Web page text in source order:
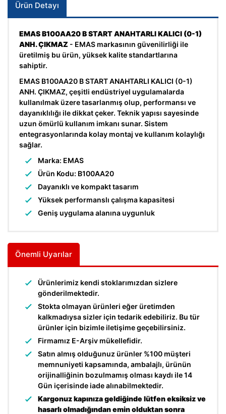
Ürün Detayı
EMAS B100AA20 B START ANAHTARLI KALICI (0-1)
ANH. ÇIKMAZ - EMAS markasının güvenilirliği ile
üretilmiş bu ürün, yüksek kalite standartlarına
sahiptir.
EMAS B100AA20 B START ANAHTARLI KALICI (0-1)
ANH. ÇIKMAZ, çeşitli endüstriyel uygulamalarda
kullanılmak üzere tasarlanmış olup, performansı ve
dayanıklılığı ile dikkat çeker. Teknik yapısı sayesinde
uzun ömürlü kullanım imkanı sunar. Sistem
entegrasyonlarında kolay montaj ve kullanım kolaylığı
sağlar.
Marka: EMAS
Ürün Kodu: B100AA20
Dayanıklı ve kompakt tasarım
Yüksek performanslı çalışma kapasitesi
Geniş uygulama alanına uygunluk
Önemli Uyarılar
Ürünlerimiz kendi stoklarımızdan sizlere
gönderilmektedir.
Stokta olmayan ürünleri eğer üretimden
kalkmadıysa sizler için tedarik edebiliriz. Bu tür
ürünler için bizimle iletişime geçebilirsiniz.
Firmamız E-Arşiv mükellefidir.
Satın almış olduğunuz ürünler %100 müşteri
memnuniyeti kapsamında, ambalajlı, ürünün
orijinalliğinin bozulmamış olması kaydı ile 14
Gün içerisinde iade alınabilmektedir.
Kargonuz kapınıza geldiğinde lütfen eksiksiz ve
hasarlı olmadığından emin olduktan sonra